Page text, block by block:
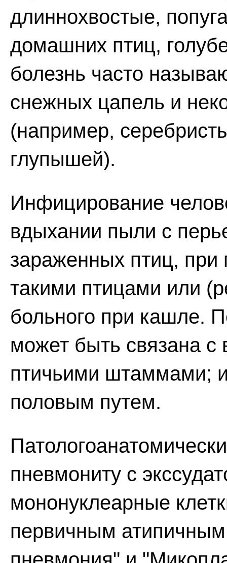
длиннохвостые,
домашних птиц,
болезнь часто
снежных цапель и
(например,
глупышей).
Инфицирование
вдыхании пыли с
зараженных птиц, при
такими птицами или
больного при кашле.
может быть связана
птичьими штаммами;
половым путем.
пневмониту с
мононуклеарные
первичным